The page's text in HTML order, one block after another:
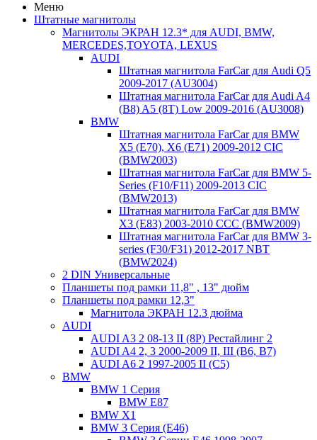
Меню
Штатные магнитолы
Магнитолы ЭКРАН 12.3* для AUDI, BMW,
MERCEDES,TOYOTA, LEXUS
AUDI
Штатная магнитола FarCar для Audi Q5
2009-2017 (AU3004)
Штатная магнитола FarCar для Audi A4
(B8) A5 (8T) Low 2009-2016 (AU3008)
BMW
Штатная магнитола FarCar для BMW
X5 (E70), X6 (E71) 2009-2012 CIC
(BMW2003)
Штатная магнитола FarCar для BMW 5-
Series (F10/F11) 2009-2013 CIC
(BMW2013)
Штатная магнитола FarCar для BMW
X3 (E83) 2003-2010 CCC (BMW2009)
Штатная магнитола FarCar для BMW 3-
series (F30/F31) 2012-2017 NBT
(BMW2024)
2 DIN Универсальные
Планшеты под рамки 11,8" , 13" дюйм
Планшеты под рамки 12,3"
Магнитола ЭКРАН 12.3 дюйма
AUDI
AUDI A3 2 08-13 II (8P) Рестайлинг 2
AUDI A4 2, 3 2000-2009 II, III (B6, B7)
AUDI A6 2 1997-2005 II (C5)
BMW
BMW 1 Серия
BMW E87
BMW X1
BMW 3 Серия (E46)